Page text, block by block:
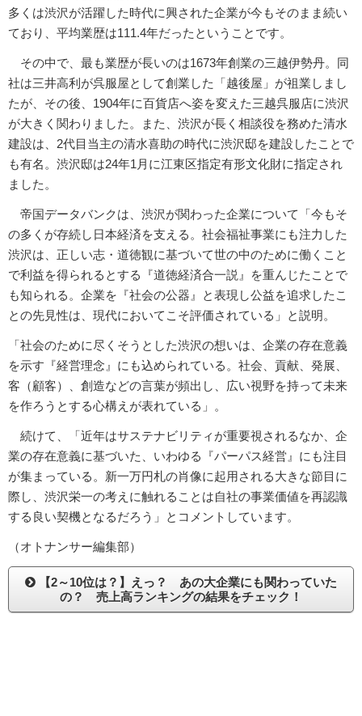
多くは渋沢が活躍した時代に興された企業が今もそのまま続い
ており、平均業歴は111.4年だったということです。
その中で、最も業歴が長いのは1673年創業の三越伊勢丹。同
社は三井高利が呉服屋として創業した「越後屋」が祖業しまし
たが、その後、1904年に百貨店へ姿を変えた三越呉服店に渋沢
が大きく関わりました。また、渋沢が長く相談役を務めた清水
建設は、2代目当主の清水喜助の時代に渋沢邸を建設したことで
も有名。渋沢邸は24年1月に江東区指定有形文化財に指定され
ました。
帝国データバンクは、渋沢が関わった企業について「今もそ
の多くが存続し日本経済を支える。社会福祉事業にも注力した
渋沢は、正しい志・道徳観に基づいて世の中のために働くこと
で利益を得られるとする『道徳経済合一説』を重んじたことで
も知られる。企業を『社会の公器』と表現し公益を追求したこ
との先見性は、現代においてこそ評価されている」と説明。
「社会のために尽くそうとした渋沢の想いは、企業の存在意義
を示す『経営理念』にも込められている。社会、貢献、発展、
客（顧客）、創造などの言葉が頻出し、広い視野を持って未来
を作ろうとする心構えが表れている」。
続けて、「近年はサステナビリティが重要視されるなか、企
業の存在意義に基づいた、いわゆる『パーパス経営』にも注目
が集まっている。新一万円札の肖像に起用される大きな節目に
際し、渋沢栄一の考えに触れることは自社の事業価値を再認識
する良い契機となるだろう」とコメントしています。
（オトナンサー編集部）
【2～10位は？】えっ？ あの大企業にも関わっていた
の？ 売上高ランキングの結果をチェック！